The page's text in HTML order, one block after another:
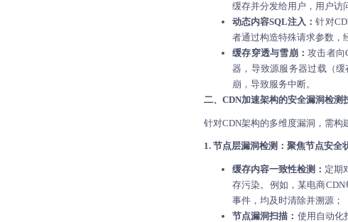
缓存并分发给用户，用户访
动态内容SQL注入：针对
者通过构造特殊请求参数，
缓存穿透与雪崩：攻击者向
器，导致源服务器过载（
崩，导致服务中断。
二、CDN加速架构的安全漏洞检测
针对CDN架构的多维度漏洞，需构
1. 节点层漏洞检测：聚焦节点安全
缓存内容一致性检测： 定期
存污染。例如，某电商
事件，均及时清除并溯源；
节点漏洞扫描： 使用自动化